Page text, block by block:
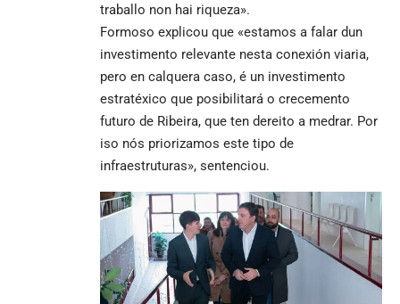
traballo non hai riqueza».
Formoso explicou que «estamos a falar dun
investimento relevante nesta conexión viaria,
pero en calquera caso, é un investimento
estratéxico que posibilitará o crecemento
futuro de Ribeira, que ten dereito a medrar. Por
iso nós priorizamos este tipo de
infraestruturas», sentenciou.